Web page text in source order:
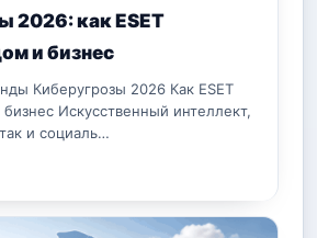
2026: как ESET
и бизнес
Киберугрозы 2026 Как ESET
Искусственный интеллект,
и социаль…